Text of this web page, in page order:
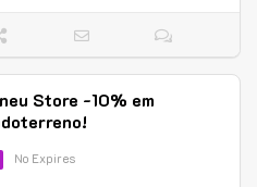
Store -10% em
No Expires